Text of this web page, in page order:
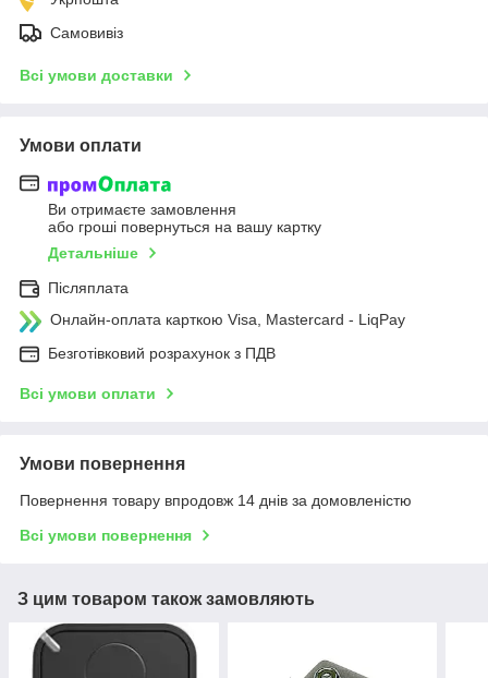
Самовивіз
Всі умови доставки
Умови оплати
Ви отримаєте замовлення
або гроші повернуться на вашу картку
Детальніше
Післяплата
Онлайн-оплата карткою Visa, Mastercard - LiqPay
Безготівковий розрахунок з ПДВ
Всі умови оплати
Умови повернення
Повернення товару впродовж 14 днів за домовленістю
Всі умови повернення
З цим товаром також замовляють